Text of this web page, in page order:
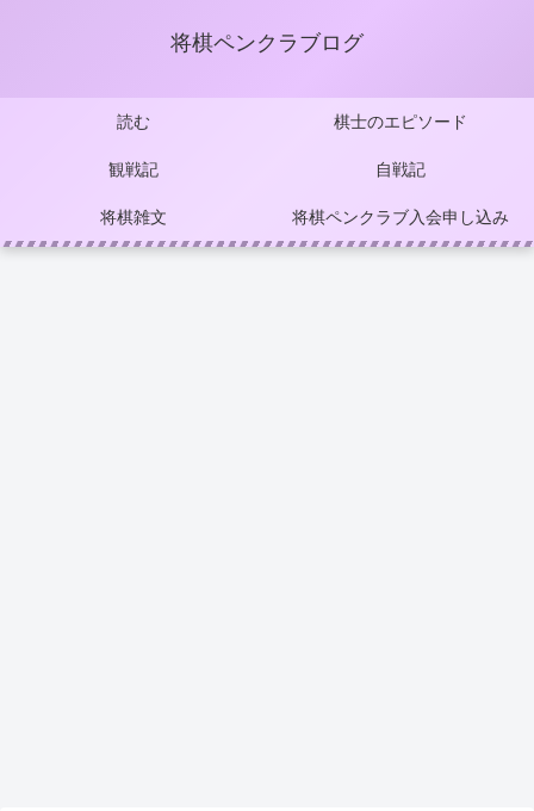
将棋ペンクラブログ
読む 棋士のエピソード
観戦記 自戦記
将棋雑文 将棋ペンクラブ入会申し込み